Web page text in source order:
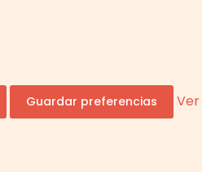
Guardar preferencias